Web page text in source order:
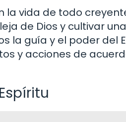
la vida de todo
de Dios y cultivar
la guía y el poder del
y acciones de